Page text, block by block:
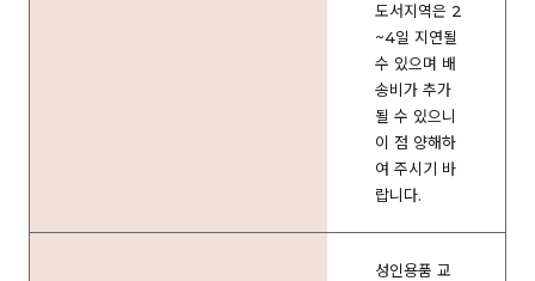
도서지역은 2
~4일 지연될
수 있으며 배
송비가 추가
될 수 있으니
이 점 양해하
여 주시기 바
랍니다.
성인용품 교